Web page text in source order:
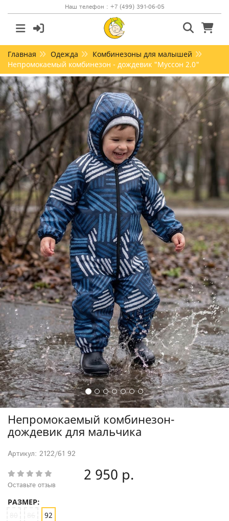
Наш телефон : +7 (499) 391-06-05
Главная Одежда
Комбинезоны для малышей
Непромокаемый комбинезон - дождевик "Муссон 2.0"
Непромокаемый комбинезон-
дождевик для мальчика
Артикул: 2122/61 92
Оставьте отзыв
2 950 р.
РАЗМЕР:
92